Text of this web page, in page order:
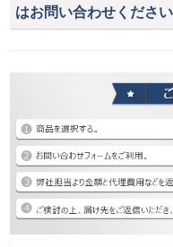
はお問い合わせください